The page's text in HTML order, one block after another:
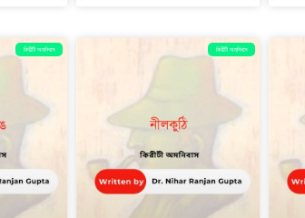
কিরীটী অমনিবাস কিরীটী অমনিবাস